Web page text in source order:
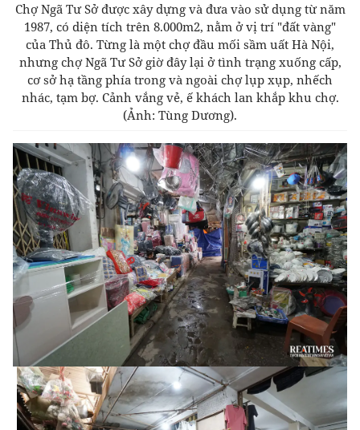
Chợ Ngã Tư Sở được xây dựng và đưa vào sử dụng từ năm
1987, có diện tích trên 8.000m2, nằm ở vị trí "đất vàng"
của Thủ đô. Từng là một chợ đầu mối sầm uất Hà Nội,
nhưng chợ Ngã Tư Sở giờ đây lại ở tình trạng xuống cấp,
cơ sở hạ tầng phía trong và ngoài chợ lụp xụp, nhếch
nhác, tạm bợ. Cảnh vắng vẻ, ế khách lan khắp khu chợ.
(Ảnh: Tùng Dương).